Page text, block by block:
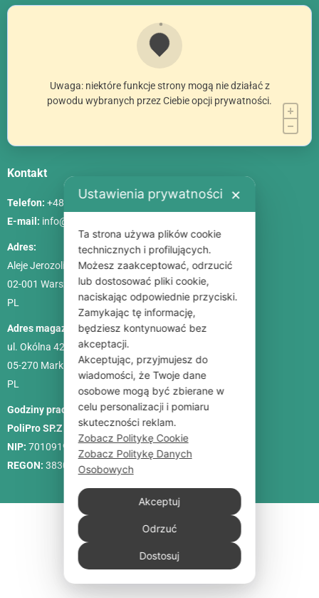
Uwaga: niektóre funkcje strony mogą nie działać z
powodu wybranych przez Ciebie opcji prywatności.
Kontakt
Telefon: +48 786 84 83 84
E-mail: info@poliszklarnia.pl
Adres:
Aleje Jerozolimskie 85, lok. 21
02-001 Warszawa
PL
Adres magazynu:
ul. Okólna 42C
05-270 Marki
PL
Godziny pracy:
Pon. – Pt.: 9:00-18:00, Sob.: 10:00-15:00
PoliPro SP.Z O. O.
NIP: 7010919458
REGON: 383088713
Ustawienia prywatności ✕
Ta strona używa plików cookie
technicznych i profilujących.
Możesz zaakceptować, odrzucić
lub dostosować pliki cookie,
naciskając odpowiednie przyciski.
Zamykając tę informację,
będziesz kontynuować bez
akceptacji.
Akceptując, przyjmujesz do
wiadomości, że Twoje dane
osobowe mogą być zbierane w
celu personalizacji i pomiaru
skuteczności reklam.
Zobacz Politykę Cookie
Zobacz Politykę Danych
Osobowych
Akceptuj
Odrzuć
Dostosuj